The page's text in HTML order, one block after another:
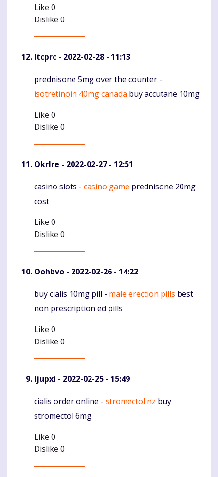
Like 0
Dislike 0
Itcprc - 2022-02-28 - 11:13
Komentaras
prednisone 5mg over the counter -
isotretinoin 40mg canada buy accutane 10mg
Like 0
Dislike 0
Okrlre - 2022-02-27 - 12:51
Komentaras
casino slots - casino game prednisone 20mg
cost
Like 0
Dislike 0
Oohbvo - 2022-02-26 - 14:22
Komentaras
buy cialis 10mg pill - male erection pills best
non prescription ed pills
Like 0
Dislike 0
Ijupxi - 2022-02-25 - 15:49
Komentaras
cialis order online - stromectol nz buy
stromectol 6mg
Like 0
Dislike 0